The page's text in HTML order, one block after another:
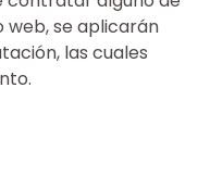
web, se aplicarán
las cuales